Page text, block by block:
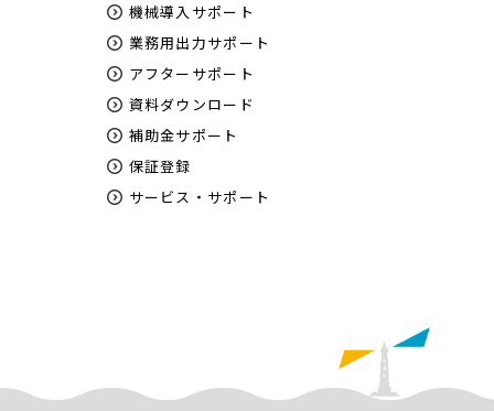
機械導入サポート
業務用出力サポート
アフターサポート
資料ダウンロード
補助金サポート
保証登録
サービス・サポート